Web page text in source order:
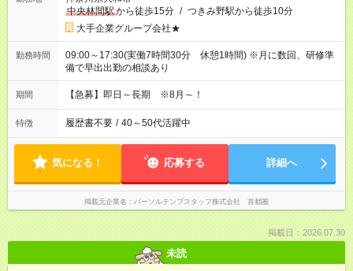
中央林間駅から徒歩15分 / つきみ野駅から徒歩10分
大手企業グループ会社★
勤務時間
09:00～17:30(実働7時間30分 休憩1時間) ※月に数回、研修準
備で早出出勤の相談あり
期間 【急募】即日～長期 ※8月～！
特徴 履歴書不要 / 40～50代活躍中
気になる！ 応募する 詳細へ
掲載元企業名 パーソルテンプスタッフ株式会社 首都圏
掲載日：2026.07.30
未読